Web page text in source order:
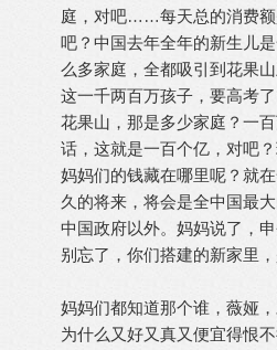
庭，对吧……每天总的消费
吧？中国去年全年的新生儿
么多家庭，全都吸引到花果
这一千两百万孩子，要高考
花果山，那是多少家庭？一
话，这就是一百个亿，对吧
妈妈们的钱藏在哪里呢？就
久的将来，将会是全中国最
中国政府以外。妈妈说了，
别忘了，你们搭建的新家里，
妈妈们都知道那个谁，薇娅
为什么又好又真又便宜得恨